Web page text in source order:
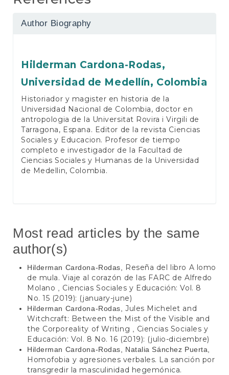
Author Biography
Hilderman Cardona-Rodas,
Universidad de Medellín, Colombia
Historiador y magister en historia de la
Universidad Nacional de Colombia, doctor en
antropologia de la Universitat Rovira i Virgili de
Tarragona, Espana. Editor de la revista Ciencias
Sociales y Educacion. Profesor de tiempo
completo e investigador de la Facultad de
Ciencias Sociales y Humanas de la Universidad
de Medellin, Colombia.
Most read articles by the same
author(s)
Hilderman Cardona-Rodas,
Reseña del libro A lomo
de mula. Viaje al corazón de las FARC de Alfredo
Molano
Ciencias Sociales y Educación: Vol. 8
No. 15 (2019): (january-june)
Hilderman Cardona-Rodas, Jules Michelet and
Witchcraft: Between the Mist of the Visible and
the Corporeality of Writing
Ciencias Sociales y
Educación: Vol. 8 No. 16 (2019): (julio-diciembre)
Hilderman Cardona-Rodas, Natalia Sánchez Puerta,
Homofobia y agresiones verbales. La sanción por
transgredir la masculinidad hegemónica.